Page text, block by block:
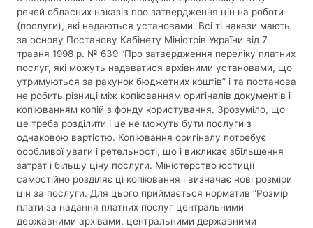
речей обласних наказів про затвердження цін на роботи
(послуги), які надаються установами. Всі ті накази мають
за основу Постанову Кабінету Міністрів України від 7
травня 1998 р. № 639 “Про затвердження переліку платних
послуг, які можуть надаватися архівними установами, що
утримуються за рахунок бюджетних коштів” і та постанова
не робить різниці між копіюванням оригіналів документів і
копіюванням копій з фонду користування. Зрозуміло, що
це треба розділити і це не можуть бути послуги з
однаковою вартістю. Копіювання оригіналу потребує
особливої уваги і ретельності, що і викликає збільшення
затрат і більшу ціну послуги. Міністерство юстиції
самостійно розділяє ці копіювання і визначає нові розміри
цін за послуги. Для цього приймається норматив “Розмір
плати за надання платних послуг центральними
державними архівами, центральними державними